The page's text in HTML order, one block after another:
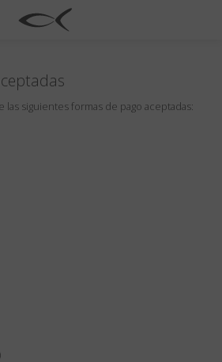
las siguientes formas de pago aceptadas: